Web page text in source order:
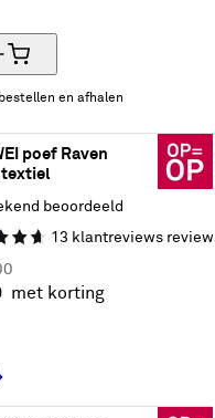
en afhalen
poef Raven
textiel
beoordeeld
13 klantreviews
met korting